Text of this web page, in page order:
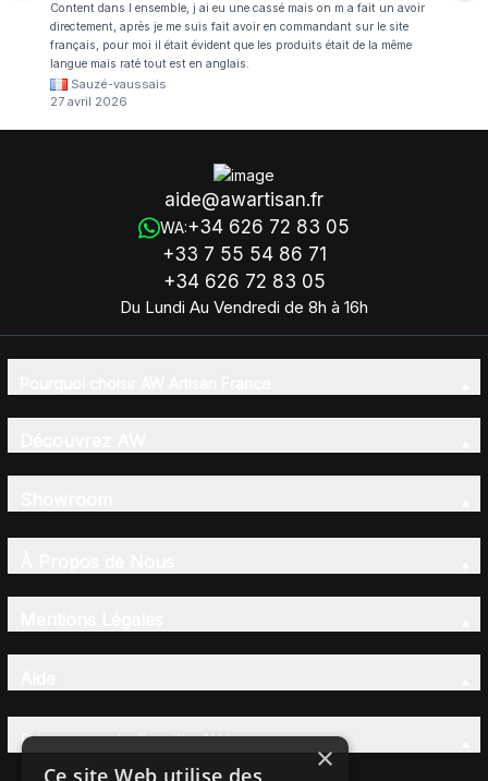
Content dans l ensemble, j ai eu une cassé mais on m a fait un avoir
directement, après je me suis fait avoir en commandant sur le site
français, pour moi il était évident que les produits était de la même
langue mais raté tout est en anglais.
Sauzé-vaussais
27 avril 2026
aide@awartisan.fr
WA:+34 626 72 83 05
+33 7 55 54 86 71
+34 626 72 83 05
Du Lundi Au Vendredi de 8h à 16h
Découvrez la Famille AW
×
Ce site Web utilise des